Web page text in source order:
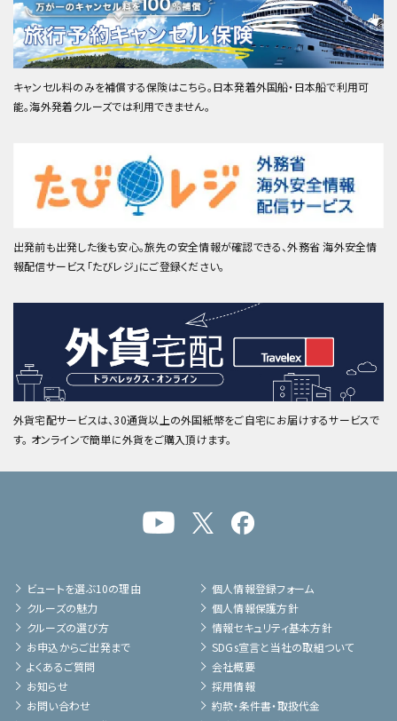
キャンセル料のみを補償する保険はこちら。日本発着外国船・日本船で利用可
能。海外発着クルーズでは利用できません。
出発前も出発した後も安心。旅先の安全情報が確認できる、外務省 海外安全情
報配信サービス「たびレジ」にご登録ください。
外貨宅配サービスは、30通貨以上の外国紙幣をご自宅にお届けするサービスで
す。 オンラインで簡単に外貨をご購入頂けます。
ビュートを選ぶ10の理由
クルーズの魅力
クルーズの選び方
お申込からご出発まで
よくあるご質問
お知らせ
お問い合わせ
個人情報登録フォーム
個人情報保護方針
情報セキュリティ基本方針
SDGs宣言と当社の取組ついて
会社概要
採用情報
約款・条件書・取扱代金